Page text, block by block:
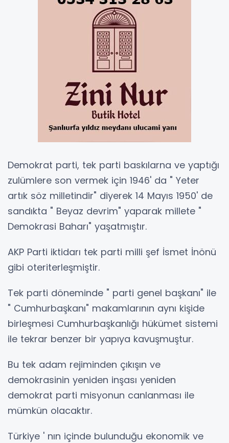
Demokrat parti, tek parti baskılarna ve yaptığı
zulümlere son vermek için 1946' da " Yeter
artık söz milletindir" diyerek 14 Mayıs 1950' de
sandıkta " Beyaz devrim" yaparak millete "
Demokrasi Baharı" yaşatmıştır.
AKP Parti iktidarı tek parti milli şef İsmet İnönü
gibi oteriterleşmiştir.
Tek parti döneminde " parti genel başkanı" ile
" Cumhurbaşkanı" makamlarının aynı kişide
birleşmesi Cumhurbaşkanlığı hükümet sistemi
ile tekrar benzer bir yapıya kavuşmuştur.
Bu tek adam rejiminden çıkışın ve
demokrasinin yeniden inşası yeniden
demokrat parti misyonun canlanması ile
mümkün olacaktır.
Türkiye ' nın içinde bulunduğu ekonomik ve